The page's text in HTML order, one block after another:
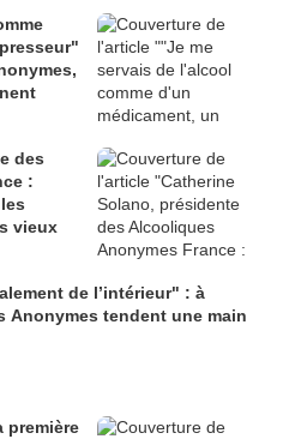
des
:
vieux
de l’intérieur" : à
Anonymes tendent une main
première